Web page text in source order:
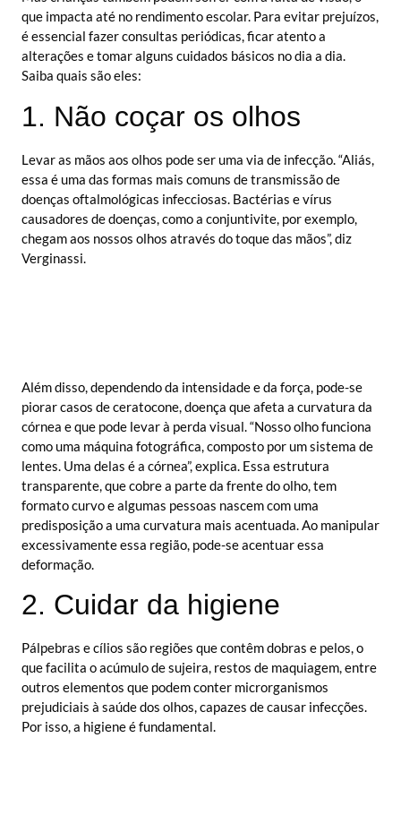
que impacta até no rendimento escolar. Para evitar prejuízos,
é essencial fazer consultas periódicas, ficar atento a
alterações e tomar alguns cuidados básicos no dia a dia.
Saiba quais são eles:
1. Não coçar os olhos
Levar as mãos aos olhos pode ser uma via de infecção. “Aliás,
essa é uma das formas mais comuns de transmissão de
doenças oftalmológicas infecciosas. Bactérias e vírus
causadores de doenças, como a conjuntivite, por exemplo,
chegam aos nossos olhos através do toque das mãos”, diz
Verginassi.
Além disso, dependendo da intensidade e da força, pode-se
piorar casos de ceratocone, doença que afeta a curvatura da
córnea e que pode levar à perda visual. “Nosso olho funciona
como uma máquina fotográfica, composto por um sistema de
lentes. Uma delas é a córnea”, explica. Essa estrutura
transparente, que cobre a parte da frente do olho, tem
formato curvo e algumas pessoas nascem com uma
predisposição a uma curvatura mais acentuada. Ao manipular
excessivamente essa região, pode-se acentuar essa
deformação.
2. Cuidar da higiene
Pálpebras e cílios são regiões que contêm dobras e pelos, o
que facilita o acúmulo de sujeira, restos de maquiagem, entre
outros elementos que podem conter microrganismos
prejudiciais à saúde dos olhos, capazes de causar infecções.
Por isso, a higiene é fundamental.